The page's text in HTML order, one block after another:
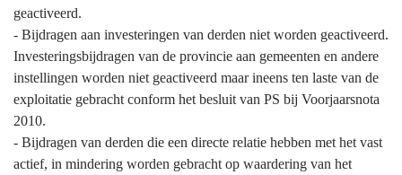
voor
begroting
jaarstukken
Vaste
activa
geactiveerd.
- Bijdragen aan investeringen van derden niet worden geactiveerd.
Investeringsbijdragen van de provincie aan gemeenten en andere
instellingen worden niet geactiveerd maar ineens ten laste van de
exploitatie gebracht conform het besluit van PS bij Voorjaarsnota
2010.
- Bijdragen van derden die een directe relatie hebben met het vast
actief, in mindering worden gebracht op waardering van het